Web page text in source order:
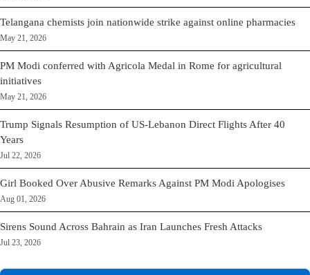
Telangana chemists join nationwide strike against online pharmacies
May 21, 2026
PM Modi conferred with Agricola Medal in Rome for agricultural
initiatives
May 21, 2026
Trump Signals Resumption of US-Lebanon Direct Flights After 40
Years
Jul 22, 2026
Girl Booked Over Abusive Remarks Against PM Modi Apologises
Aug 01, 2026
Sirens Sound Across Bahrain as Iran Launches Fresh Attacks
Jul 23, 2026